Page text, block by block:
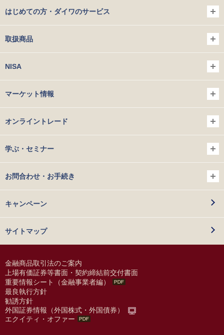
はじめての方・ダイワのサービス
取扱商品
NISA
マーケット情報
オンライントレード
学ぶ・セミナー
お問合わせ・お手続き
キャンペーン
サイトマップ
金融商品取引法のご案内
上場有価証券等書面・契約締結前交付書面
重要情報シート（金融事業者編）
最良執行方針
勧誘方針
外国証券情報（外国株式・外国債券）
エクイティ・オファー